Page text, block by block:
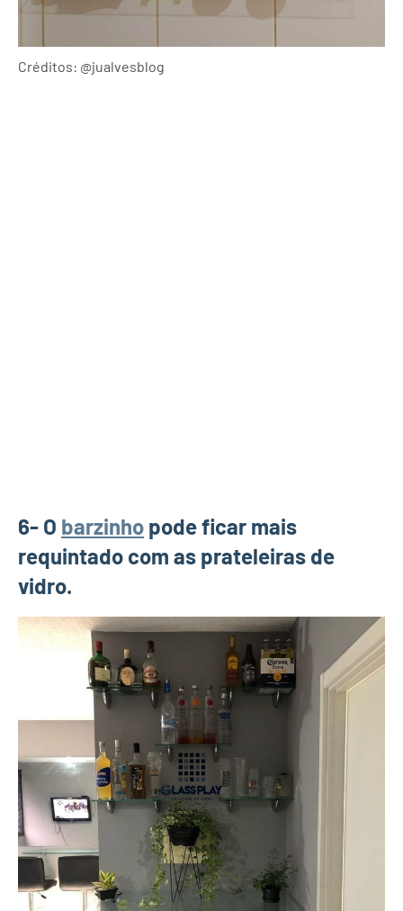
Créditos: @jualvesblog
6- O barzinho pode ficar mais
requintado com as prateleiras de
vidro.